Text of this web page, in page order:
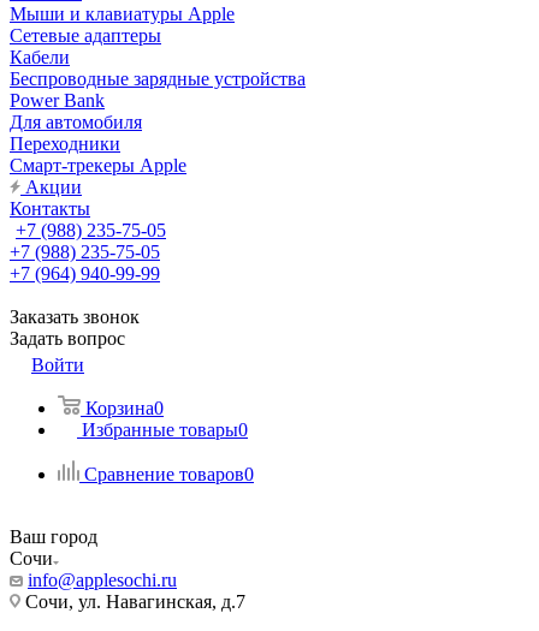
Мыши и клавиатуры Apple
Сетевые адаптеры
Кабели
Беспроводные зарядные устройства
Power Bank
Для автомобиля
Переходники
Смарт-трекеры Apple
Акции
Контакты
+7 (988) 235-75-05
+7 (988) 235-75-05
+7 (964) 940-99-99
Заказать звонок
Задать вопрос
Войти
Корзина0
Избранные товары0
Сравнение товаров0
Ваш город
Сочи
info@applesochi.ru
Сочи, ул. Навагинская, д.7